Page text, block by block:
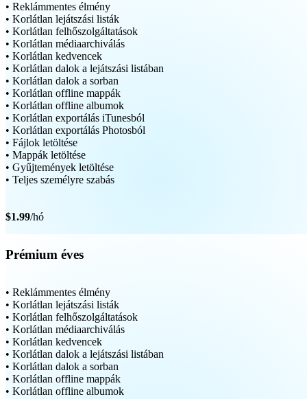
• Reklámmentes élmény
• Korlátlan lejátszási listák
• Korlátlan felhőszolgáltatások
• Korlátlan médiaarchiválás
• Korlátlan kedvencek
• Korlátlan dalok a lejátszási listában
• Korlátlan dalok a sorban
• Korlátlan offline mappák
• Korlátlan offline albumok
• Korlátlan exportálás iTunesból
• Korlátlan exportálás Photosból
• Fájlok letöltése
• Mappák letöltése
• Gyűjtemények letöltése
• Teljes személyre szabás
$1.99/hó
Prémium éves
• Reklámmentes élmény
• Korlátlan lejátszási listák
• Korlátlan felhőszolgáltatások
• Korlátlan médiaarchiválás
• Korlátlan kedvencek
• Korlátlan dalok a lejátszási listában
• Korlátlan dalok a sorban
• Korlátlan offline mappák
• Korlátlan offline albumok